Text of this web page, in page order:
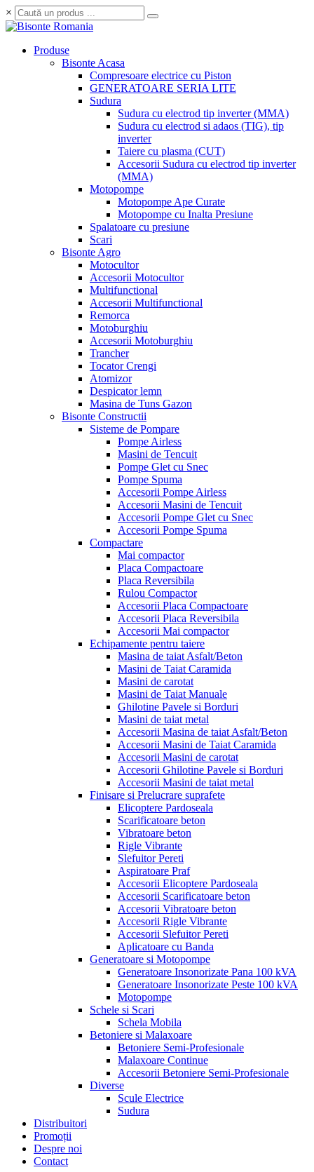
×
Produse
Bisonte Acasa
Compresoare electrice cu Piston
GENERATOARE SERIA LITE
Sudura
Sudura cu electrod tip inverter (MMA)
Sudura cu electrod si adaos (TIG), tip
inverter
Taiere cu plasma (CUT)
Accesorii Sudura cu electrod tip inverter
(MMA)
Motopompe
Motopompe Ape Curate
Motopompe cu Inalta Presiune
Spalatoare cu presiune
Scari
Bisonte Agro
Motocultor
Accesorii Motocultor
Multifunctional
Accesorii Multifunctional
Remorca
Motoburghiu
Accesorii Motoburghiu
Trancher
Tocator Crengi
Atomizor
Despicator lemn
Masina de Tuns Gazon
Bisonte Constructii
Sisteme de Pompare
Pompe Airless
Masini de Tencuit
Pompe Glet cu Snec
Pompe Spuma
Accesorii Pompe Airless
Accesorii Masini de Tencuit
Accesorii Pompe Glet cu Snec
Accesorii Pompe Spuma
Compactare
Mai compactor
Placa Compactoare
Placa Reversibila
Rulou Compactor
Accesorii Placa Compactoare
Accesorii Placa Reversibila
Accesorii Mai compactor
Echipamente pentru taiere
Masina de taiat Asfalt/Beton
Masini de Taiat Caramida
Masini de carotat
Masini de Taiat Manuale
Ghilotine Pavele si Borduri
Masini de taiat metal
Accesorii Masina de taiat Asfalt/Beton
Accesorii Masini de Taiat Caramida
Accesorii Masini de carotat
Accesorii Ghilotine Pavele si Borduri
Accesorii Masini de taiat metal
Finisare si Prelucrare suprafete
Elicoptere Pardoseala
Scarificatoare beton
Vibratoare beton
Rigle Vibrante
Slefuitor Pereti
Aspiratoare Praf
Accesorii Elicoptere Pardoseala
Accesorii Scarificatoare beton
Accesorii Vibratoare beton
Accesorii Rigle Vibrante
Accesorii Slefuitor Pereti
Aplicatoare cu Banda
Generatoare si Motopompe
Generatoare Insonorizate Pana 100 kVA
Generatoare Insonorizate Peste 100 kVA
Motopompe
Schele si Scari
Schela Mobila
Betoniere si Malaxoare
Betoniere Semi-Profesionale
Malaxoare Continue
Accesorii Betoniere Semi-Profesionale
Diverse
Scule Electrice
Sudura
Distribuitori
Promoții
Despre noi
Contact